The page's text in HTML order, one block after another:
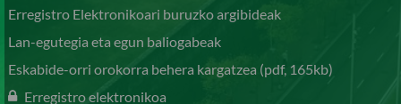
Erregistro Elektronikoari buruzko argibideak
Lan-egutegia eta egun baliogabeak
Eskabide-orri orokorra behera kargatzea (pdf, 165kb)
Erregistro elektronikoa